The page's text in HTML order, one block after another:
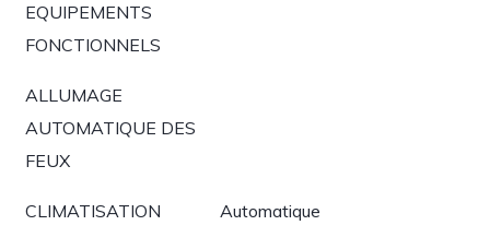
EQUIPEMENTS
FONCTIONNELS
ALLUMAGE
AUTOMATIQUE DES
FEUX
CLIMATISATION Automatique